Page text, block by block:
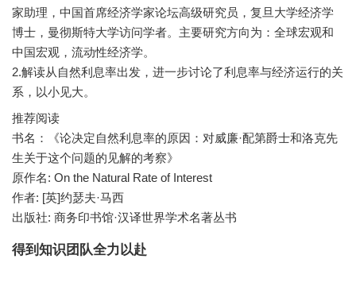
家助理，中国首席经济学家论坛高级研究员，复旦大学经济学
博士，曼彻斯特大学访问学者。主要研究方向为：全球宏观和
中国宏观，流动性经济学。
2.解读从自然利息率出发，进一步讨论了利息率与经济运行的关
推荐阅读
书名：《论决定自然利息率的原因：对威廉·配第爵士和洛克先
生关于这个问题的见解的考察》
原作名: On the Natural Rate of Interest
作者: [英]约瑟夫·马西
出版社: 商务印书馆·汉译世界学术名著丛书
得到知识团队全力以赴